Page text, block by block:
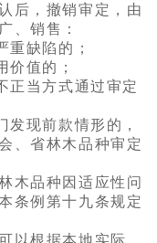
后，撤销审定，由
、销售：
缺陷的；
值的；
当方式通过审定
发现前款情形的，
、省林木品种审定
品种因适应性问
条例第十九条规定